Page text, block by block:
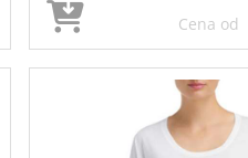
Cena od